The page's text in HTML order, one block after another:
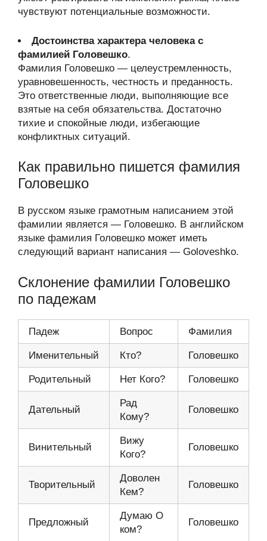
чувствуют потенциальные возможности.
Достоинства характера человека с
фамилией Головешко.
Фамилия Головешко — целеустремленность,
уравновешенность, честность и преданность.
Это ответственные люди, выполняющие все
взятые на себя обязательства. Достаточно
тихие и спокойные люди, избегающие
конфликтных ситуаций.
Как правильно пишется фамилия
Головешко
В русском языке грамотным написанием этой
фамилии является — Головешко. В английском
языке фамилия Головешко может иметь
следующий вариант написания — Goloveshko.
Склонение фамилии Головешко
по падежам
Падеж Вопрос Фамилия
Именительный Кто? Головешко
Родительный Нет Кого? Головешко
Дательный
Рад
Кому?
Головешко
Винительный
Вижу
Кого?
Головешко
Творительный
Доволен
Кем?
Головешко
Предложный
Думаю О
ком?
Головешко